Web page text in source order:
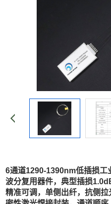
6通道1290-1390nm低插损
波分复用器件，典型插损
精准可调，单侧出纤，抗侧